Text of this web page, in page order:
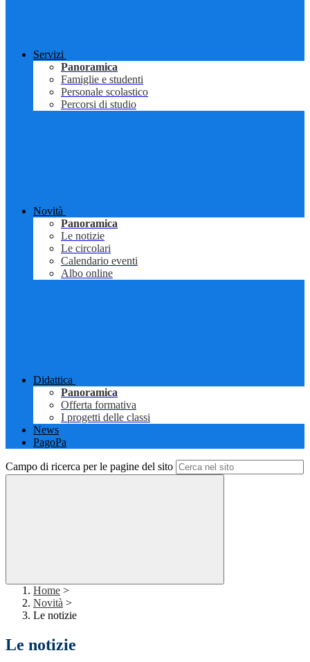
Servizi
Panoramica
Famiglie e studenti
Personale scolastico
Percorsi di studio
Novità
Panoramica
Le notizie
Le circolari
Calendario eventi
Albo online
Didattica
Panoramica
Offerta formativa
I progetti delle classi
News
PagoPa
Campo di ricerca per le pagine del sito
Home >
Novità >
Le notizie
Le notizie